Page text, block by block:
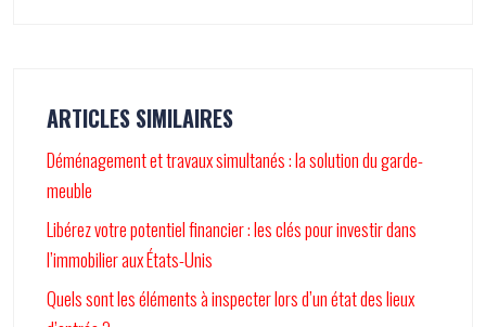
ARTICLES SIMILAIRES
Déménagement et travaux simultanés : la solution du garde-
meuble
Libérez votre potentiel financier : les clés pour investir dans
l’immobilier aux États-Unis
Quels sont les éléments à inspecter lors d’un état des lieux